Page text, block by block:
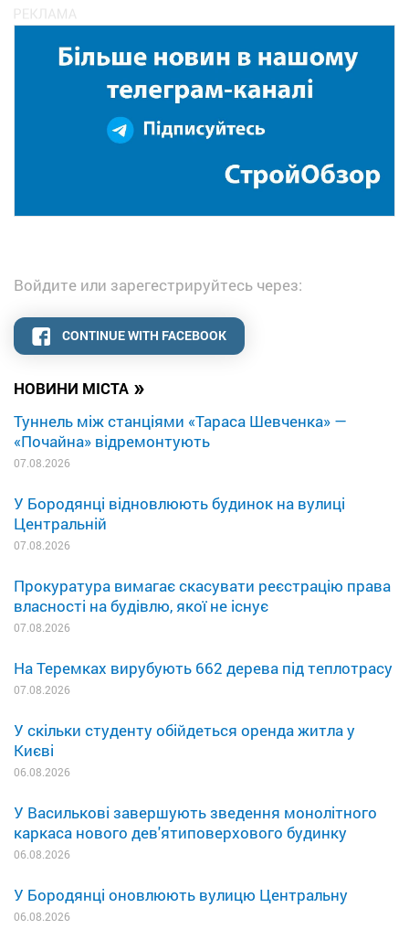
НОВИНИ МІСТА »
Туннель між станціями «Тараса Шевченка» —
«Почайна» відремонтують
07.08.2026
У Бородянці відновлюють будинок на вулиці
Центральній
07.08.2026
Прокуратура вимагає скасувати реєстрацію права
власності на будівлю, якої не існує
07.08.2026
На Теремках вирубують 662 дерева під теплотрасу
07.08.2026
У скільки студенту обійдеться оренда житла у
Києві
06.08.2026
У Василькові завершують зведення монолітного
каркаса нового дев'ятиповерхового будинку
06.08.2026
У Бородянці оновлюють вулицю Центральну
06.08.2026
Войдите или зарегестрируйтесь через:
CONTINUE WITH FACEBOOK